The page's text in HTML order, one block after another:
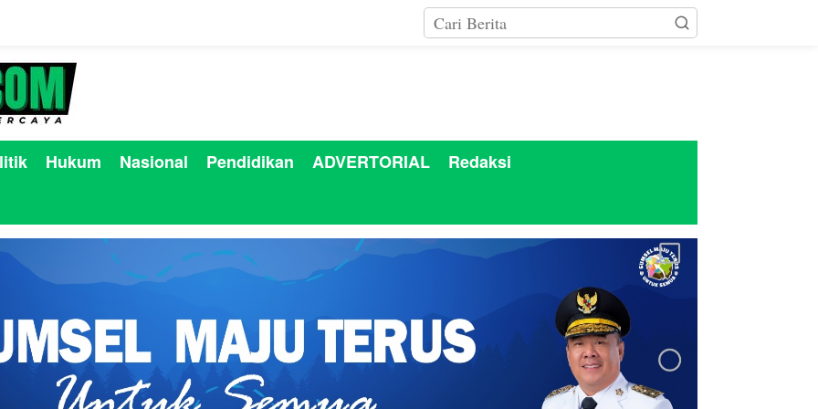
Hukum Nasional Pendidikan ADVERTORIAL
Redaksi